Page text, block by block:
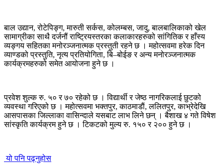
बाल उद्यान, रोटेपिङ्ग, मारुती सर्कस, कोलम्बस, जादु, बालबालिकाको खेल
सामाग्रीका साथै दर्जनौं राष्ट्रियस्तरका कलाकारहरुको सांगितिक र हाँस्य
व्यङ्गय सहितका मनोरञ्जनात्मक प्रस्तुती रहने छ । महोत्सवमा हरेक दिन
व्याण्डको प्रस्तुति, नृत्य प्रतियोगिता, बि–बोईङ र अन्य मनोरञ्जनात्मक
कार्यक्रमहरुको समेत आयोजना हुने छ ।
प्रवेश शुल्क रु. ५० र ७० रहेको छ । विद्यार्थी र जेष्ठ नागरिकलाई छुटको
व्यवस्था गरिएको छ । महोत्सवमा भक्तपुर, काठमाडाैं, ललितपुर, काभ्रेदेखि
आसपासका जिल्लाका वासिन्दाले यसबाट लाभ लिने छन् । बैशाख ४ गते विषेश
सांस्कृति कार्यक्रम हुने छ । टिकटको मुल्य रु. १५० र २०० हुने छ ।
यो पनि पढ्नुहोस